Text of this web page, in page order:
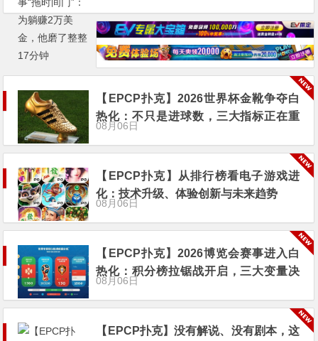
【EPCP扑克】2026世界杯金靴争夺白
热化：不只是进球数，三大指标正在重
新定义射手价值
08月06日
【EPCP扑克】从排行榜看电子游戏进
化：技术升级、体验创新与未来趋势
08月06日
【EPCP扑克】2026博览会赛事进入白
热化：积分榜拉锯战开启，三大变量决
定出线命运
08月06日
【EPCP扑克】没有解说、没有剧本，这